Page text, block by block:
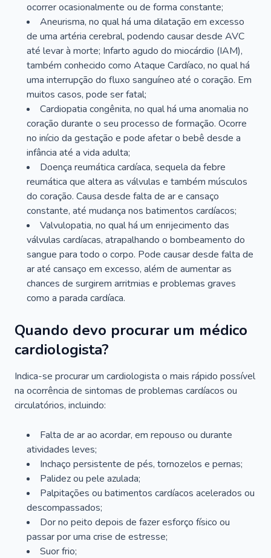
ocorrer ocasionalmente ou de forma constante;
Aneurisma, no qual há uma dilatação em excesso
de uma artéria cerebral, podendo causar desde AVC
até levar à morte; Infarto agudo do miocárdio (IAM),
também conhecido como Ataque Cardíaco, no qual há
uma interrupção do fluxo sanguíneo até o coração. Em
muitos casos, pode ser fatal;
Cardiopatia congênita, no qual há uma anomalia no
coração durante o seu processo de formação. Ocorre
no início da gestação e pode afetar o bebê desde a
infância até a vida adulta;
Doença reumática cardíaca, sequela da febre
reumática que altera as válvulas e também músculos
do coração. Causa desde falta de ar e cansaço
constante, até mudança nos batimentos cardíacos;
Valvulopatia, no qual há um enrijecimento das
válvulas cardíacas, atrapalhando o bombeamento do
sangue para todo o corpo. Pode causar desde falta de
ar até cansaço em excesso, além de aumentar as
chances de surgirem arritmias e problemas graves
como a parada cardíaca.
Quando devo procurar um médico
cardiologista?
Indica-se procurar um cardiologista o mais rápido possível
na ocorrência de sintomas de problemas cardíacos ou
circulatórios, incluindo:
Falta de ar ao acordar, em repouso ou durante
atividades leves;
Inchaço persistente de pés, tornozelos e pernas;
Palidez ou pele azulada;
Palpitações ou batimentos cardíacos acelerados ou
descompassados;
Dor no peito depois de fazer esforço físico ou
passar por uma crise de estresse;
Suor frio;